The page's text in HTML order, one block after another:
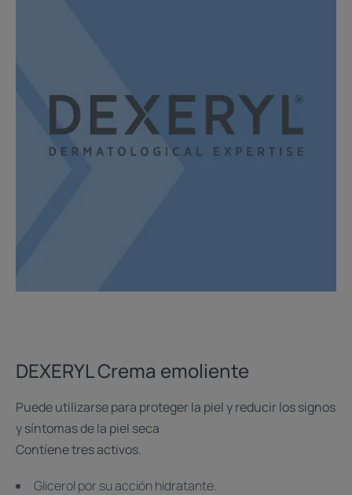
DEXERYL Crema emoliente
Puede utilizarse para proteger la piel y reducir los signos
y síntomas de la piel seca
Contiene tres activos.
Glicerol por su acción hidratante.